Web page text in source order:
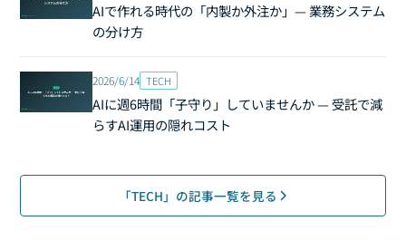
AIで作れる時代の「内製か外注か」— 業務システム
の分け方
2026/6/14 TECH
AIに週6時間「子守り」していませんか — 受託で減
らすAI運用の隠れコスト
「TECH」の記事一覧を見る